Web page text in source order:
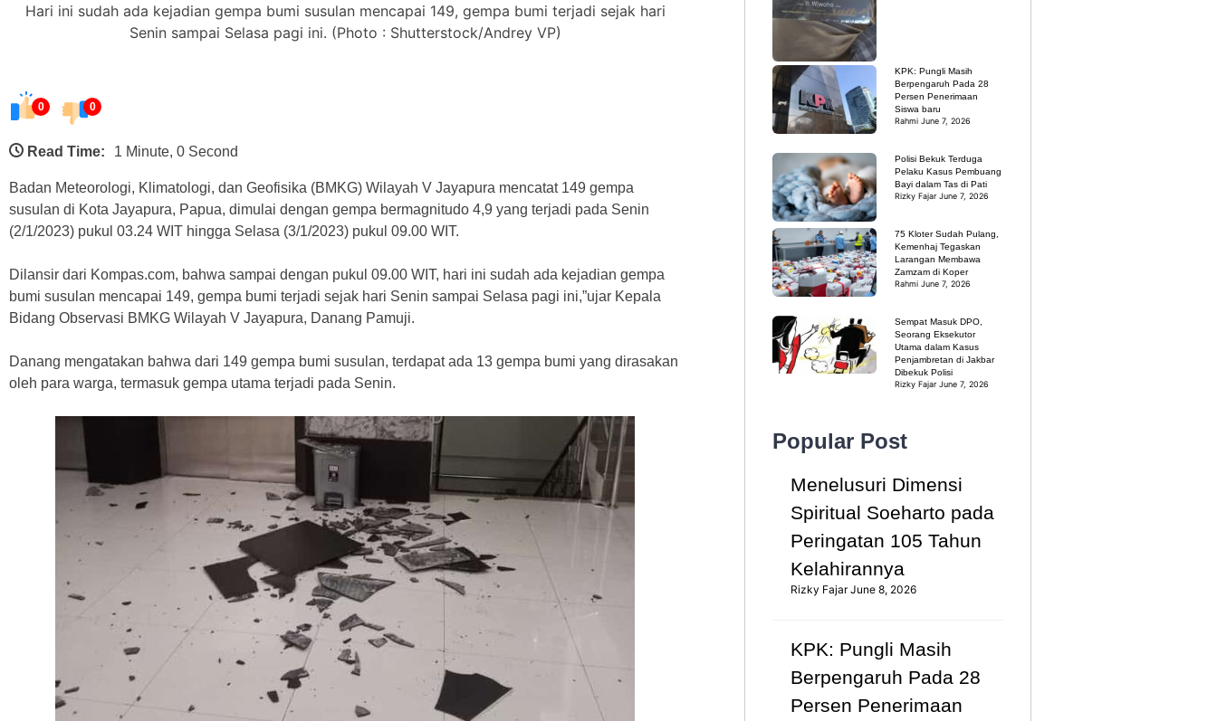
Hari ini sudah ada kejadian gempa bumi susulan mencapai 149, gempa bumi terjadi sejak hari
Senin sampai Selasa pagi ini. (Photo : Shutterstock/Andrey VP)
0 0
Read Time: 1 Minute, 0 Second
Badan Meteorologi, Klimatologi, dan Geofisika (BMKG) Wilayah V Jayapura mencatat 149 gempa
susulan di Kota Jayapura, Papua, dimulai dengan gempa bermagnitudo 4,9 yang terjadi pada Senin
(2/1/2023) pukul 03.24 WIT hingga Selasa (3/1/2023) pukul 09.00 WIT.
Dilansir dari Kompas.com, bahwa sampai dengan pukul 09.00 WIT, hari ini sudah ada kejadian gempa
bumi susulan mencapai 149, gempa bumi terjadi sejak hari Senin sampai Selasa pagi ini,”ujar Kepala
Bidang Observasi BMKG Wilayah V Jayapura, Danang Pamuji.
Danang mengatakan bahwa dari 149 gempa bumi susulan, terdapat ada 13 gempa bumi yang dirasakan
oleh para warga, termasuk gempa utama terjadi pada Senin.
KPK: Pungli Masih
Berpengaruh Pada 28
Persen Penerimaan
Siswa baru
Rahmi June 7, 2026
Polisi Bekuk Terduga
Pelaku Kasus Pembuang
Bayi dalam Tas di Pati
Rizky FajarJune 7, 2026
75 Kloter Sudah Pulang,
Kemenhaj Tegaskan
Larangan Membawa
Zamzam di Koper
Rahmi June 7, 2026
Sempat Masuk DPO,
Seorang Eksekutor
Utama dalam Kasus
Penjambretan di Jakbar
Dibekuk Polisi
Rizky FajarJune 7, 2026
Popular Post
Menelusuri Dimensi
Spiritual Soeharto pada
Peringatan 105 Tahun
Kelahirannya
Rizky FajarJune 8, 2026
KPK: Pungli Masih
Berpengaruh Pada 28
Persen Penerimaan